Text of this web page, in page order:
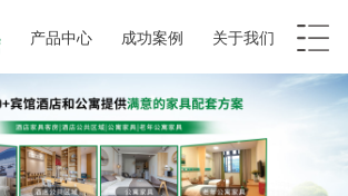
产品中心 成功案例 关于我们